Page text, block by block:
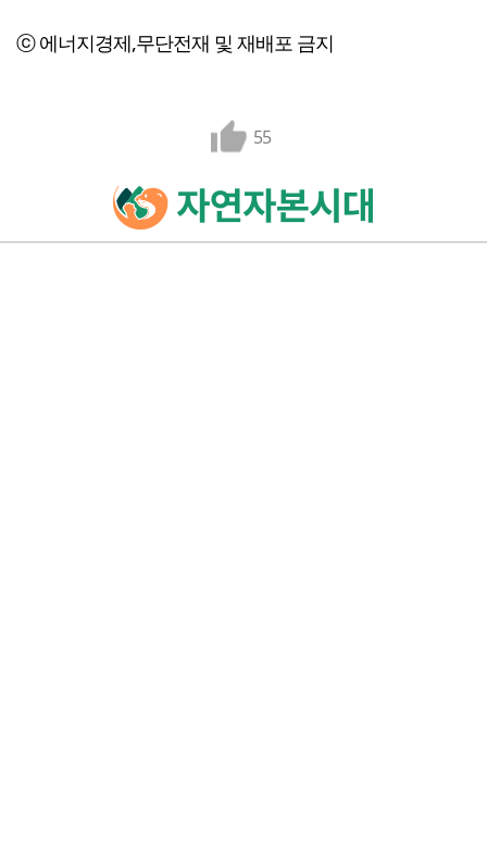
ⓒ 에너지경제,무단전재 및 재배포 금지
55